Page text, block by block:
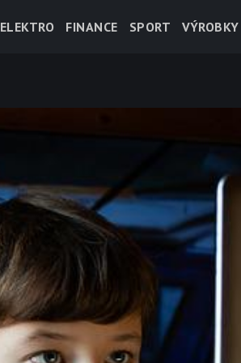
ELEKTRO FINANCE SPORT VÝROBKY